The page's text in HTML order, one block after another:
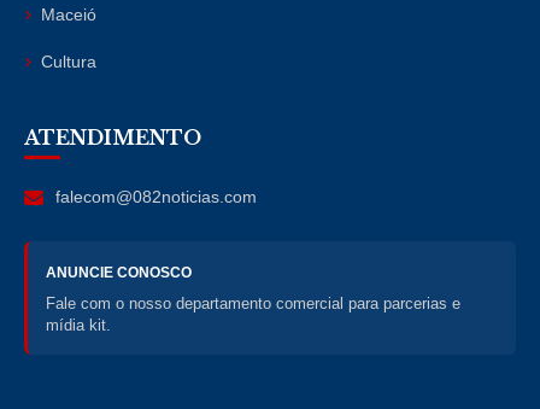
Maceió
Cultura
ATENDIMENTO
falecom@082noticias.com
ANUNCIE CONOSCO
Fale com o nosso departamento comercial para parcerias e
mídia kit.